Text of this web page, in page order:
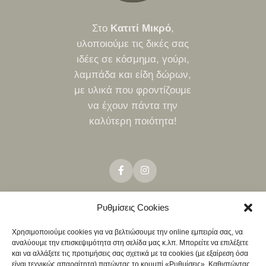
Ρυθμίσεις Cookies
Χρησιμοποιούμε cookies για να βελτιώσουμε την online εμπειρία σας, να
αναλύουμε την επισκεψιμότητα στη σελίδα μας κ.λπ. Μπορείτε να επιλέξετε
και να αλλάξετε τις προτιμήσεις σας σχετικά με τα cookies (με εξαίρεση όσα
είναι τεχνικώς απαραίτητα) πατώντας το κουμπί «Ρυθμίσεις». Καθιστώντας
Στο Κατιτί Μικρό,
υλοποιούμε τις δικές σας
ιδέες σε κόσμημα, γούρι,
λαμπάδα και είδη δώρων,
με υλικά που φροντίζουμε
να έχουν πάντα την
καλύτερη ποιότητα!
ΧΟΝΔΡΙΚΉ
NEO